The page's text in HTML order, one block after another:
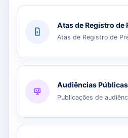
Atas de Registro de
Atas de Registro de
Audiências Públicas
Publicações de